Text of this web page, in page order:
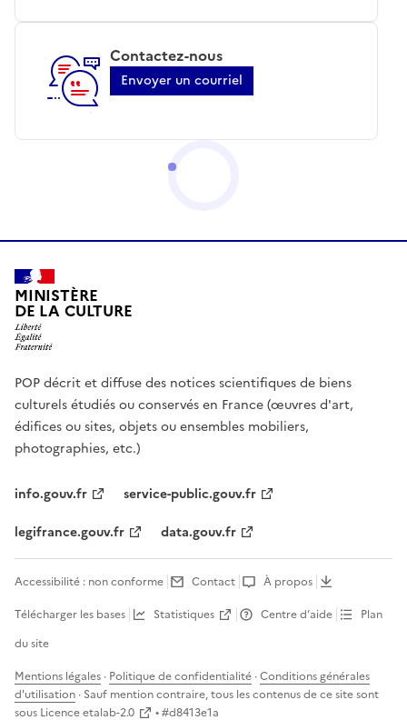
Contactez-nous
Envoyer un courriel
MINISTÈRE
DE LA CULTURE
POP décrit et diffuse des notices scientifiques de biens
culturels étudiés ou conservés en France (œuvres d'art,
édifices ou sites, objets ou ensembles mobiliers,
photographies, etc.)
info.gouv.fr
service-public.gouv.fr
legifrance.gouv.fr
data.gouv.fr
Accessibilité : non conforme Contact
À propos
Télécharger les bases
Statistiques Centre d’aide
Plan
du site
Mentions légales · Politique de confidentialité ·Conditions générales
d'utilisation · Sauf mention contraire, tous les contenus de ce site sont
sous Licence etalab-2.0 • #d8413e1a